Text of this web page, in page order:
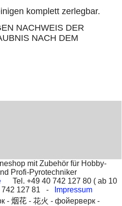
komplett zerlegbar.
NACHWEIS DER
NACH DEM
mit Zubehör für Hobby-
Profi-Pyrotechniker
Tel. +49 40 742 127 80 ( ab 10
127 81 -
Impressum
- 烟花 - 花火 - фойерверк -